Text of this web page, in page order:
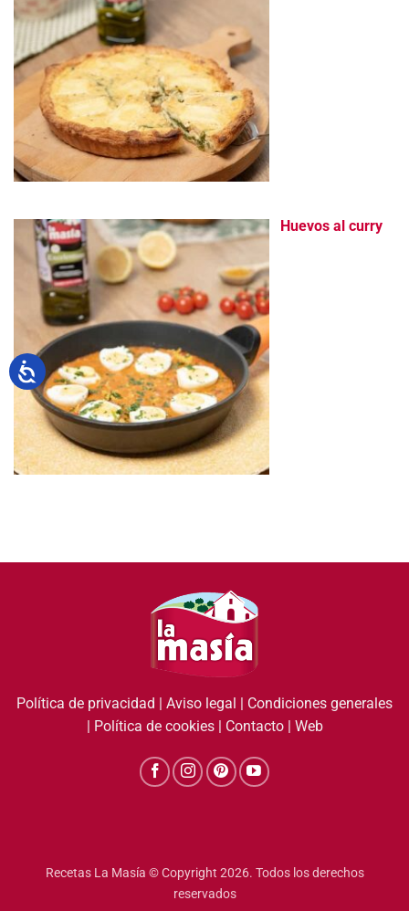
Huevos al curry
Política de privacidad | Aviso legal | Condiciones generales
| Política de cookies| Contacto| Web
Recetas La Masía © Copyright 2026. Todos los derechos
reservados